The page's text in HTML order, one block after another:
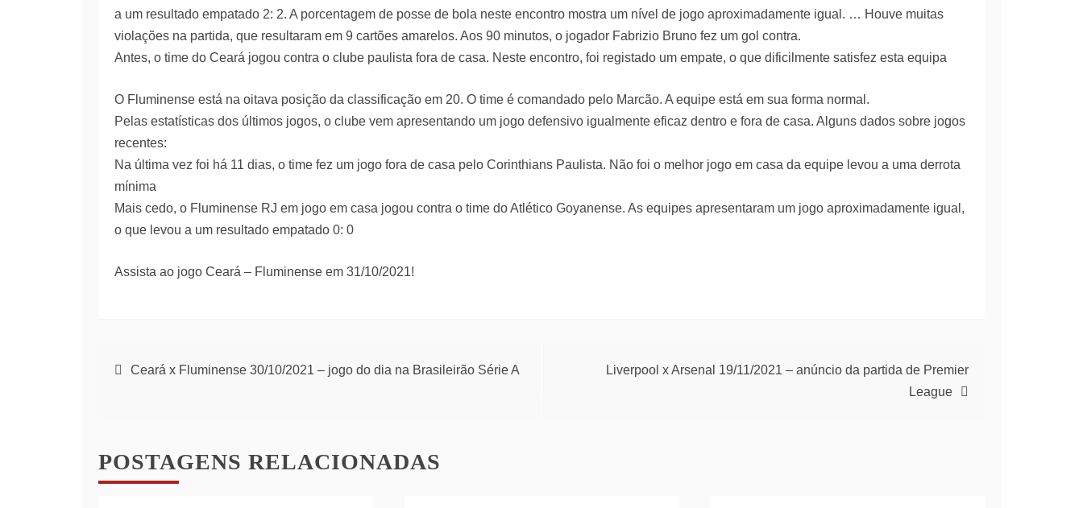
a um resultado empatado 2: 2. A porcentagem de posse de bola neste encontro mostra um nível de jogo aproximadamente igual. … Houve muitas
violações na partida, que resultaram em 9 cartões amarelos. Aos 90 minutos, o jogador Fabrizio Bruno fez um gol contra.
Antes, o time do Ceará jogou contra o clube paulista fora de casa. Neste encontro, foi registado um empate, o que dificilmente satisfez esta equipa
O Fluminense está na oitava posição da classificação em 20. O time é comandado pelo Marcão. A equipe está em sua forma normal.
Pelas estatísticas dos últimos jogos, o clube vem apresentando um jogo defensivo igualmente eficaz dentro e fora de casa. Alguns dados sobre jogos
recentes:
Na última vez foi há 11 dias, o time fez um jogo fora de casa pelo Corinthians Paulista. Não foi o melhor jogo em casa da equipe levou a uma derrota
mínima
Mais cedo, o Fluminense RJ em jogo em casa jogou contra o time do Atlético Goyanense. As equipes apresentaram um jogo aproximadamente igual,
o que levou a um resultado empatado 0: 0
Assista ao jogo Ceará – Fluminense em 31/10/2021!
Navegação
artigos
Ceará x Fluminense 30/10/2021 – jogo do dia na Brasileirão Série A
Liverpool x Arsenal 19/11/2021 – anúncio da partida de Premier
League
POSTAGENS RELACIONADAS